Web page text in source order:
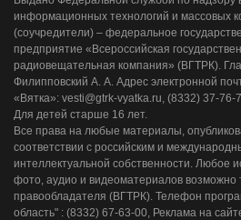
информационных технологий и массовых
(соучредители) – федеральное
предприятие «Всероссийская
радиовещательная компания» (ВГТРК).
Филипповский А. А. Адрес электронной
«Вятка»: vesti@gtrk-vyatka.ru, (8332) 37-76-
Для детей старше 16 лет.
Все права на любые материалы,
соответствии с российским и
интеллектуальной собственности. Любое
фото, аудио и видеоматериалов возможно
правообладателя (ВГТРК). Телефон
область" : (8332) 67-63-00, Реклама на